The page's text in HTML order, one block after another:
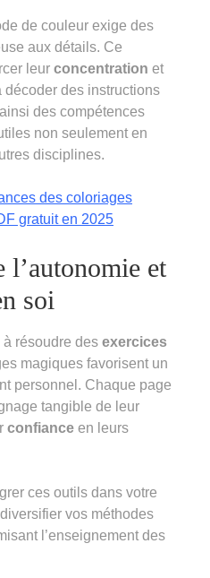
de couleur exige des
aux détails. Ce
leur concentration et
décoder des instructions
des compétences
non seulement en
disciplines.
des coloriages
gratuit en 2025
l’autonomie et
soi
résoudre des exercices
magiques favorisent un
personnel. Chaque page
tangible de leur
confiance en leurs
ces outils dans votre
vos méthodes
l’enseignement des